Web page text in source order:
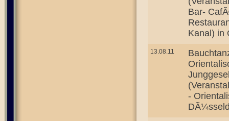
Bar-
Kanal) in
13.08.11
-